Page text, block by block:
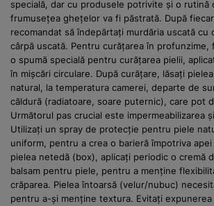
specială, dar cu produsele potrivite și o rutină
frumusețea ghețelor va fi păstrată. După
recomandat să îndepărtați murdăria uscată cu
cârpă uscată. Pentru curățarea în profunzime,
o spumă specială pentru curățarea pielii,
în mișcări circulare. După curățare, lăsați
natural, la temperatura camerei, departe de
căldură (radiatoare, soare puternic), care pot
Următorul pas crucial este impermeabilizarea
Utilizați un spray de protecție pentru piele
uniform, pentru a crea o barieră împotriva
pielea netedă (box), aplicați periodic o cremă
balsam pentru piele, pentru a menține
crăparea. Pielea întoarsă (velur/nubuc)
pentru a-și menține textura. Evitați expunerea